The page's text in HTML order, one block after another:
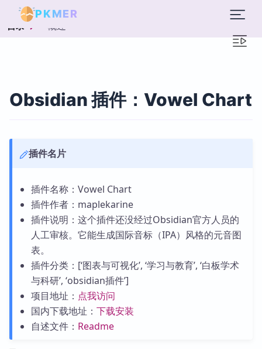
PKMER
目录 概述
Obsidian 插件：Vowel Chart
插件名片
插件名称：Vowel Chart
插件作者：maplekarine
插件说明：这个插件还没经过Obsidian官方人员的
人工审核。它能生成国际音标（IPA）风格的元音图
表。
插件分类：[‘图表与可视化’, ‘学习与教育’, ‘白板学术
与科研’, ‘obsidian插件’]
项目地址： 点我访问
国内下载地址： 下载安装
自述文件： Readme